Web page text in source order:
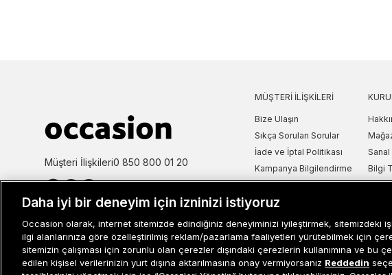
Müşteri İlişkileri0 850 800 01 20
MÜŞTERI İLIŞKILERI
Bize Ulaşın
Sıkça Sorulan Sorular
İade ve İptal Politikası
Kampanya Bilgilendirme
Kullanım Şartları
Aydınlatma Metni
Misafir Üye Sipariş Takip
İşlem Rehberi
Sanal
Bilgi
Daha iyi bir deneyim için izninizi istiyoruz
Occasion olarak, internet sitemizde edindiğiniz deneyiminizi iyileştirmek, sitemizdeki
ilgi alanlarınıza göre özelleştirilmiş reklam/pazarlama faaliyetleri yürütebilmek için
sitemizin çalışması için zorunlu olan çerezler dışındaki çerezlerin kullanımına ve bu
edilen kişisel verilerinizin yurt dışına aktarılmasına onay vermiyorsanız Reddedin